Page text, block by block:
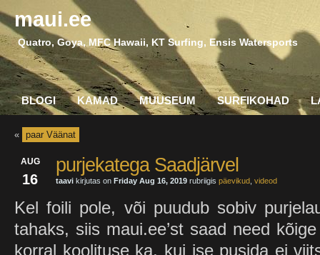
maui.ee
Quatro, Goya, MFC Hawaii, KT Surfing, Ensis Watersports
BLOGI KAMAD MUUSEUM SURFIKOHAD
« paar Väänat
AUG
16
purjekatega Saadjärvel
taavi kirjutas on Friday Aug 16, 2019 rubriigis päevikud videod
Kel foili pole, või puudub sobiv
tahaks, siis maui.ee’st saad need
korral koolituse ka, kui ise pusida ei